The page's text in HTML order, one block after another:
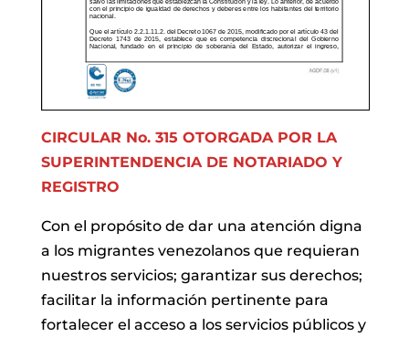
CIRCULAR No. 315 OTORGADA POR LA
SUPERINTENDENCIA DE NOTARIADO Y
REGISTRO
Con el propósito de dar una atención digna
a los migrantes venezolanos que requieran
nuestros servicios; garantizar sus derechos;
facilitar la información pertinente para
fortalecer el acceso a los servicios públicos y